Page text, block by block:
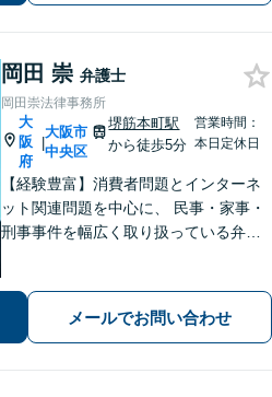
岡田 崇 弁護士
岡田崇法律事務所
大
阪
府
|
大阪市
中央区
堺筋本町駅
から徒歩5分
営業時間：
本日定休日
【経験豊富】消費者問題とインターネ
ット関連問題を中心に、 民事・家事・
刑事事件を幅広く取り扱っている弁護
メールでお問い合わせ